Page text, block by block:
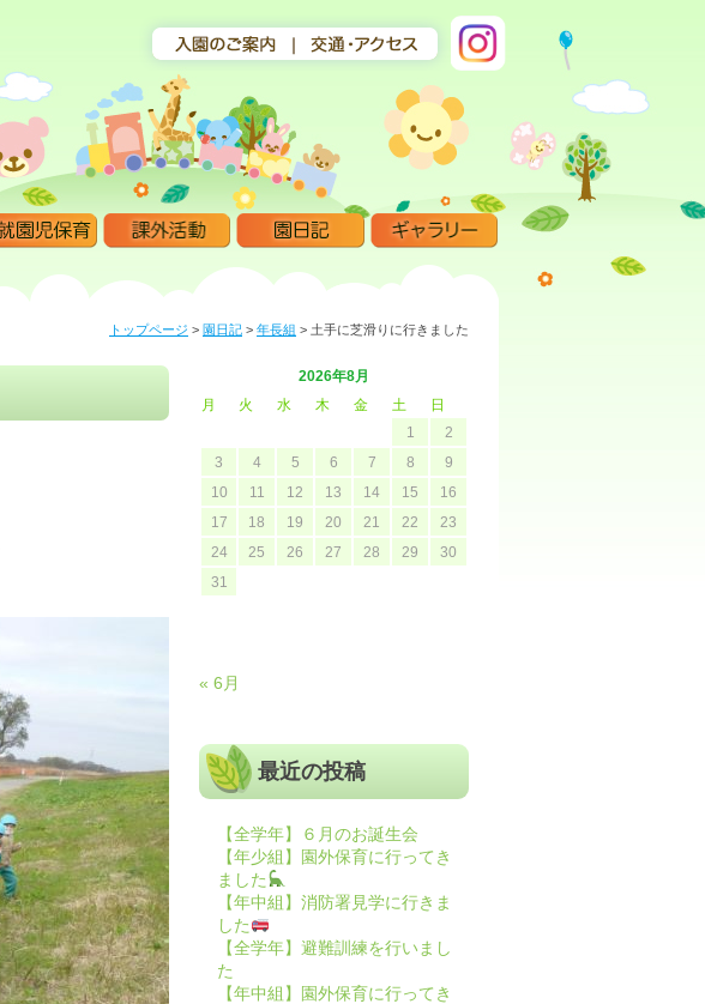
トップページ > 園日記 > 年長組 > 土手に芝滑りに行きました
2026年8月
月
火 水 木 金 土
日
1
2
3
4 5 6 7 8
9
10
11 12 13 14 15
16
17
18 19 20 21 22
23
24
25 26 27 28 29
30
31
« 6月
最近の投稿
【全学年】６月のお誕生会
【年少組】園外保育に行ってき
ました
【年中組】消防署見学に行きま
した
【全学年】避難訓練を行いまし
た
【年中組】園外保育に行ってき